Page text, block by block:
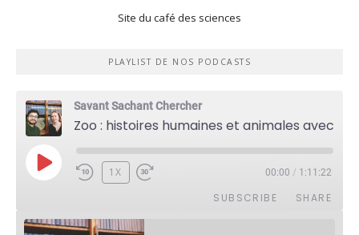
Site du café des sciences
PLAYLIST DE NOS PODCASTS
Savant Sachant Chercher
PLAY
EPISODE
1X 00:00 / 1:11:22
SUBSCRIBE SHARE